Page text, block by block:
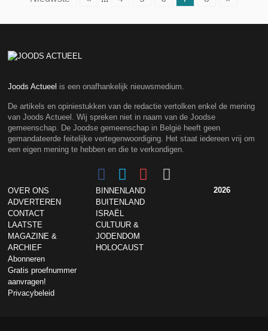
Joods Actueel is een onafhankelijk nieuwsmedium.
De artikels en opiniestukken van de redactie vertolken enkel de mening
van Joods Actueel. Wij spreken niet in naam van de Joodse
gemeenschap. De Joodse gemeenschap in België heeft geen
gemandateerde feitelijke vertegenwoordiging. Het staat iedereen vrij om
een eigen mening te hebben en die te verkondigen.
OVER ONS
ADVERTEREN
CONTACT
LAATSTE
MAGAZINE &
ARCHIEF
Abonneren
Gratis proefnummer
aanvragen!
Privacybeleid
BINNENLAND
BUITENLAND
ISRAËL
CULTUUR &
JODENDOM
HOLOCAUST
2026